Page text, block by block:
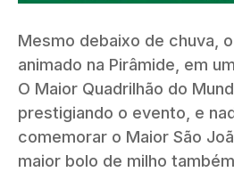
Mesmo debaixo de chuva,
animado na Pirâmide, em
O Maior Quadrilhão do
prestigiando o evento, e
comemorar o Maior São
maior bolo de milho